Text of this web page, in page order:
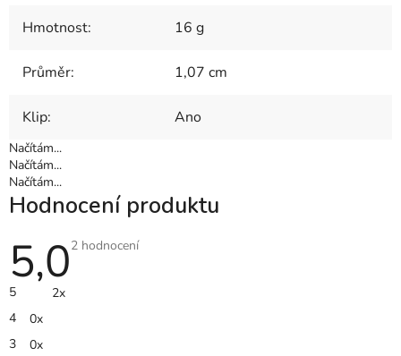
Hmotnost: 16 g
Průměr: 1,07 cm
Klip: Ano
Načítám...
Načítám...
Načítám...
Hodnocení produktu
5,0Průměrné
2 hodnocení
5
2x
4
0x
3
0x